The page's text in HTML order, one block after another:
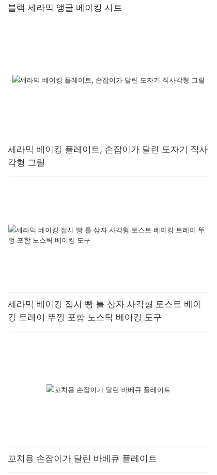
블랙 세라믹 앵글 베이킹 시트
세라믹 베이킹 플레이트, 손잡이가 달린 도자기 직사
각형 그릴
세라믹 베이킹 접시 빵 틀 상자 사각형 토스트 베이
킹 트레이 뚜껑 포함 노스틱 베이킹 도구
꼬치용 손잡이가 달린 바베큐 플레이트